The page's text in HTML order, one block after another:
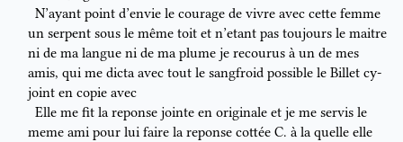
N’ayant point d’enviele courage de vivre avec cette femme
un serpent sous le même toit et n’etant pas toujours le maitre
ni de ma langue ni de ma plume je recourus à un de mes
amis, qui me dicta avec tout le sangfroid possible le Billet cy-
joint en copie avec
Elle me fit la reponse jointe en originale et je me servis le
meme ami pour lui faire la reponse cottée C. à la quelle elle